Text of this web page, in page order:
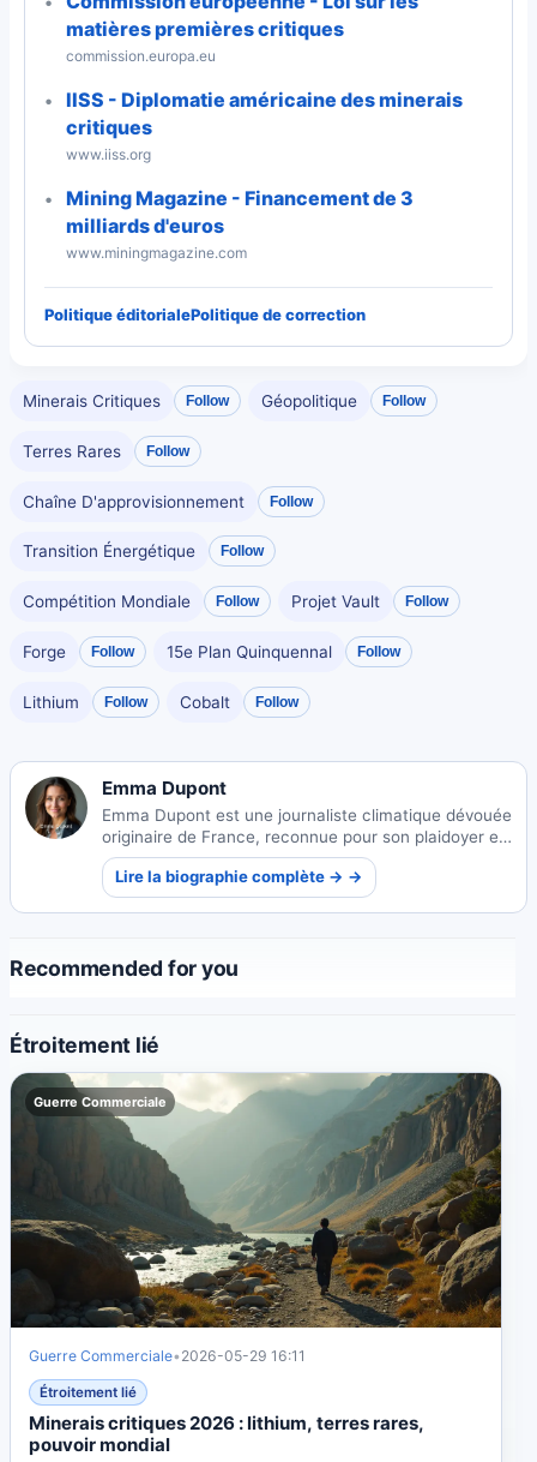
matières premières critiques
commission.europa.eu
IISS - Diplomatie américaine des minerais
critiques
www.iiss.org
Mining Magazine - Financement de 3
milliards d'euros
www.miningmagazine.com
Politique éditorialePolitique de correction
Minerais Critiques Follow Géopolitique Follow
Terres Rares Follow
Chaîne D'approvisionnement Follow
Transition Énergétique Follow
Compétition Mondiale Follow Projet Vault Follow
Forge Follow 15e Plan Quinquennal Follow
Lithium Follow Cobalt Follow
Emma Dupont
Emma Dupont est une journaliste climatique dévouée
originaire de France, reconnue pour son plaidoyer en
faveur du développement durable et son journalisme
environnemental percutant qui inspire une prise de
conscience mondiale.
Lire la biographie complète → →
Recommended for you
Étroitement lié
Guerre Commerciale
Guerre Commerciale• 2026-05-29 16:11
Étroitement lié
Minerais critiques 2026 : lithium, terres rares,
pouvoir mondial